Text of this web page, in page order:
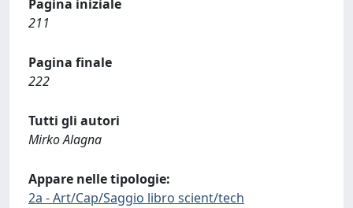
Pagina iniziale
211
Pagina finale
222
Tutti gli autori
Mirko Alagna
Appare nelle tipologie:
2a - Art/Cap/Saggio libro scient/tech